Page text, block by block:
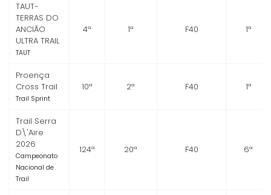
TAUT-
TERRAS DO
ANCIÃO
ULTRA TRAIL
TAUT
4ª 1ª F40 1ª
Proença
Cross Trail
Trail Sprint
10ª 2ª F40 1ª
Trail Serra
D\'Aire
2026
Campeonato
Nacional de
Trail
124ª 20ª F40 6ª